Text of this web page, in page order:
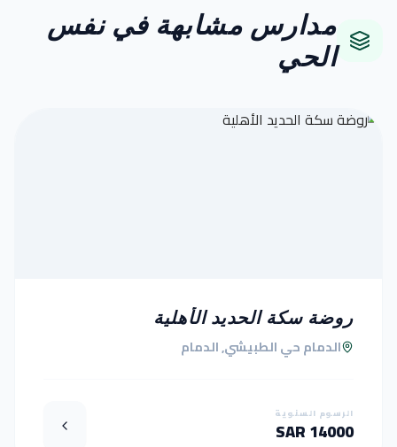
مدارس مشابهة في نفس
الحي
روضة سكة الحديد الأهلية
الدمام حي الطبيشي, الدمام
الرسوم السنوية
14000 SAR